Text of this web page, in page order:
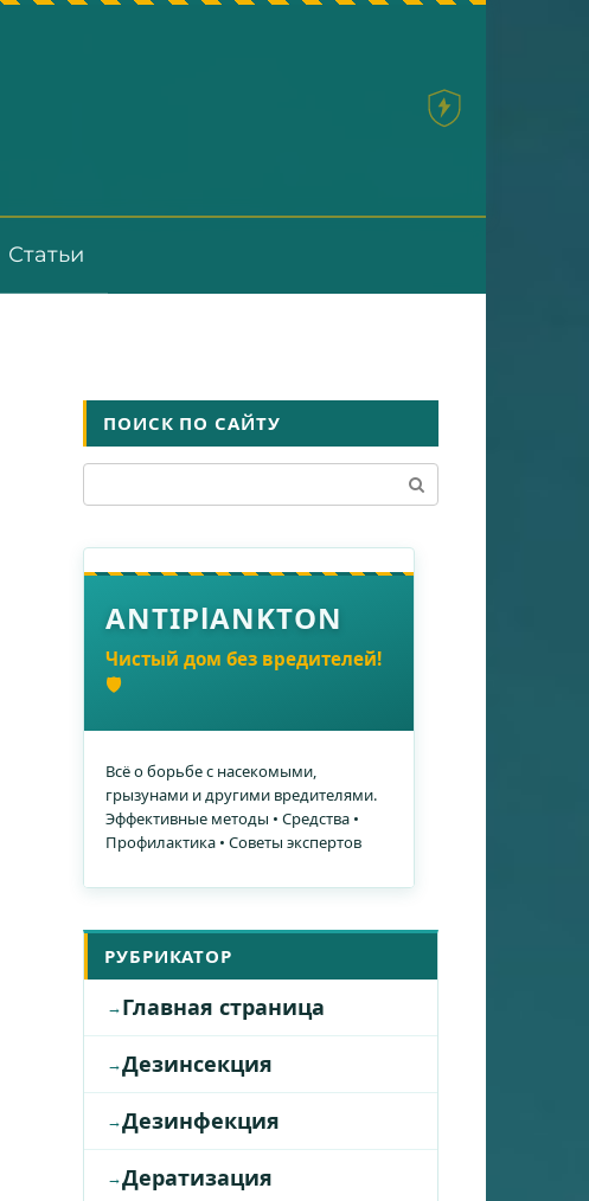
Статьи
ПОИСК ПО САЙТУ
ANTIPlANKTON
Чистый дом без вредителей!
🛡️
Всё о борьбе с насекомыми,
грызунами и другими вредителями.
Эффективные методы • Средства •
Профилактика • Советы экспертов
РУБРИКАТОР
Главная страница
Дезинсекция
Дезинфекция
Дератизация